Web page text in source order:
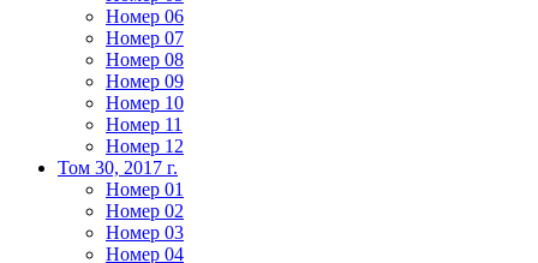
Номер 06
Номер 07
Номер 08
Номер 09
Номер 10
Номер 11
Номер 12
Том 30, 2017 г.
Номер 01
Номер 02
Номер 03
Номер 04